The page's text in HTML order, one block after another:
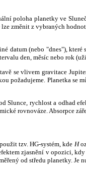
poloha planetky ve
změnit z vybraných
datum (nebo "dnes"),
den, měsíc nebo rok
se vlivem gravitace
požadujeme. Planetka
Slunce, rychlost a odhad
rovnováze. Absorpce
tzv. HG-systém, kde H
zjasnění v opozici,
od středu planetky.